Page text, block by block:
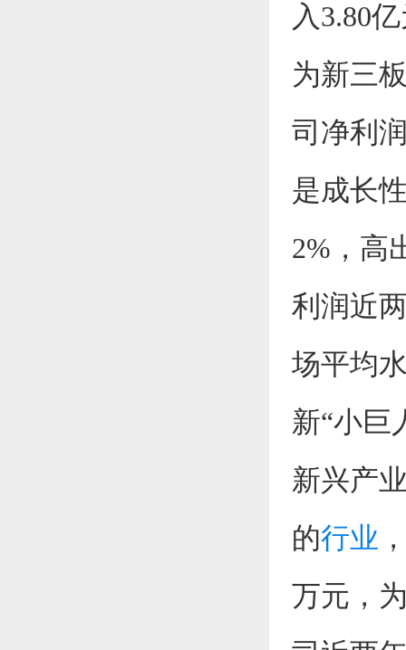
入3.80
为新三
司净利
是成长
2%，高
利润近
场平均
新“小巨
新兴产
的行业
万元，